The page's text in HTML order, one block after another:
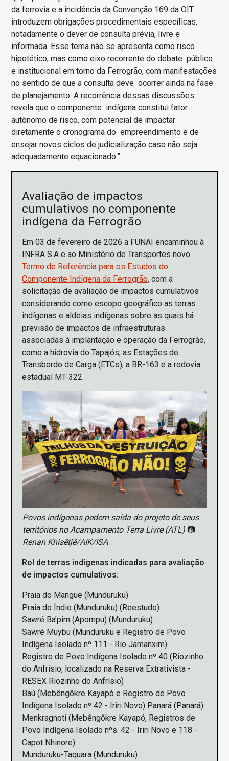
da ferrovia e a incidência da Convenção 169 da OIT
introduzem obrigações procedimentais específicas,
notadamente o dever de consulta prévia, livre e
informada. Esse tema não se apresenta como risco
hipotético, mas como eixo recorrente do debate público
e institucional em torno da Ferrogrão, com manifestações
no sentido de que a consulta deve ocorrer ainda na fase
de planejamento. A recorrência dessas discussões
revela que o componente indígena constitui fator
autônomo de risco, com potencial de impactar
diretamente o cronograma do empreendimento e de
ensejar novos ciclos de judicialização caso não seja
adequadamente equacionado.”
Avaliação de impactos
cumulativos no componente
indígena da Ferrogrão
Em 03 de fevereiro de 2026 a FUNAI encaminhou à
INFRA S.A e ao Ministério de Transportes novo
Termo de Referência para os Estudos do
Componente Indígena da Ferrogrão, com a
solicitação de avaliação de impactos cumulativos
considerando como escopo geográfico as terras
indígenas e aldeias indígenas sobre as quais há
previsão de impactos de infraestruturas
associadas à implantação e operação da Ferrogrão,
como a hidrovia do Tapajós, as Estações de
Transbordo de Carga (ETCs), a BR-163 e a rodovia
estadual MT-322.
Imagem
Povos indígenas pedem saída do projeto de seus
territórios no Acampamento Terra Livre (ATL)📷
Renan Khisêtjê/AIK/ISA
Rol de terras indígenas indicadas para avaliação
de impactos cumulativos:
Praia do Mangue (Munduruku)
Praia do Índio (Munduruku) (Reestudo)
Sawré Ba’pim (Apompu) (Munduruku)
Sawré Muybu (Munduruku e Registro de Povo
Indígena Isolado nº 111 - Rio Jamanxim)
Registro de Povo Indígena Isolado nº 40 (Riozinho
do Anfrísio, localizado na Reserva Extrativista -
RESEX Riozinho do Anfrísio)
Baú (Mebêngôkre Kayapó e Registro de Povo
Indígena Isolado nº 42 - Iriri Novo) Panará (Panará)
Menkragnoti (Mebêngôkre Kayapó, Registros de
Povo Indígena Isolado nºs. 42 - Iriri Novo e 118 -
Capot Nhinore)
Munduruku-Taquara (Munduruku)